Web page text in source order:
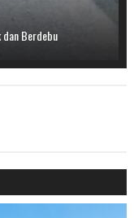
dan Berdebu